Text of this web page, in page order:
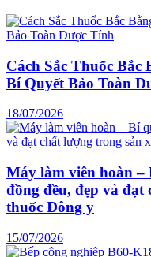
Cách Sắc Thuốc Bắc
Bí Quyết Bảo Toàn
18/07/2026
Máy làm viên hoàn –
đồng đều, đẹp và
thuốc Đông y
15/07/2026